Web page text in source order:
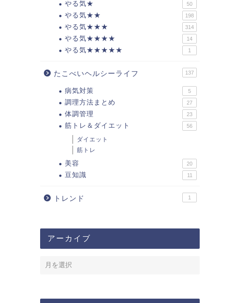
やる気★ 50
やる気★★ 198
やる気★★★ 314
やる気★★★★ 14
やる気★★★★★ 1
たこべいヘルシーライフ 137
病気対策 5
調理方法まとめ 27
体調管理 23
筋トレ＆ダイエット 56
ダイエット
筋トレ
美容 20
豆知識 11
トレンド 1
アーカイブ